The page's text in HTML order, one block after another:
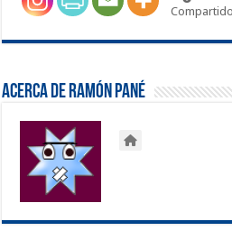
Acerca de Ramón Pané